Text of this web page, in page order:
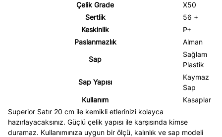
Çelik Grade
X50
Sertlik
56 +
Keskinlik
P+
Paslanmazlık
Alman
Sap
Sağlam
Plastik
Sap Yapısı
Kaymaz
Sap
Kullanım
Kasaplar
Superior Satır 20 cm ile kemikli etlerinizi kolayca
hazırlayacaksınız. Güçlü çelik yapısı ile karşısında kimse
duramaz. Kullanımınıza uygun bir ölçü, kalınlık ve sap modeli